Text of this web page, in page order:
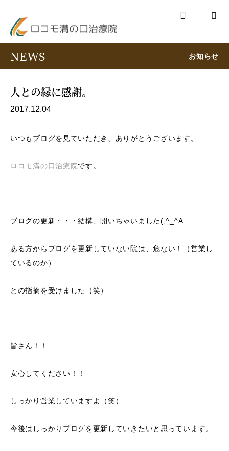

NEWS お知らせ
人との縁に感謝。
2017.12.04
いつもブログを見ていただき、ありがとうございます。
ロコモ溝の口治療院です。
ブログの更新・・・結構、開いちゃいました(;^_^A
ある方からブログを更新していない院は、危ない！（営業し
ているのか）
との指摘を受けました（笑）
皆さん！！
安心してください！！
しっかり営業していますよ（笑）
今後はしっかりブログを更新していきたいと思っています。